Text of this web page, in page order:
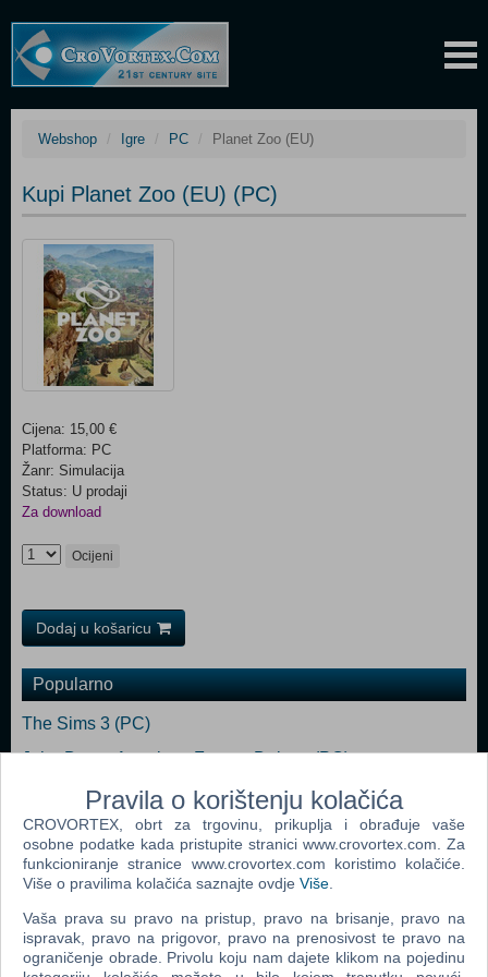
Webshop Igre PC Planet Zoo (EU)
Kupi Planet Zoo (EU) (PC)
Cijena: 15,00 €
Platforma: PC
Žanr: Simulacija
Status: U prodaji
Za download
Ocijeni
Dodaj u košaricu
Popularno
The Sims 3 (PC)
John Deere American Farmer Deluxe (PC)
The Sims Pet Stories (PC)
Zoo Tycoon 2 Extinct Animals (PC)
Littlest Pet Shop (PC)
Microsoft Flight Simulator X (PC)
Pravila o korištenju kolačića
CROVORTEX, obrt za trgovinu, prikuplja i obrađuje vaše
osobne podatke kada pristupite stranici www.crovortex.com. Za
funkcioniranje stranice www.crovortex.com koristimo kolačiće.
Više o pravilima kolačića saznajte ovdje Više
Vaša prava su pravo na pristup, pravo na brisanje, pravo na
ispravak, pravo na prigovor, pravo na prenosivost te pravo na
ograničenje obrade. Privolu koju nam dajete klikom na pojedinu